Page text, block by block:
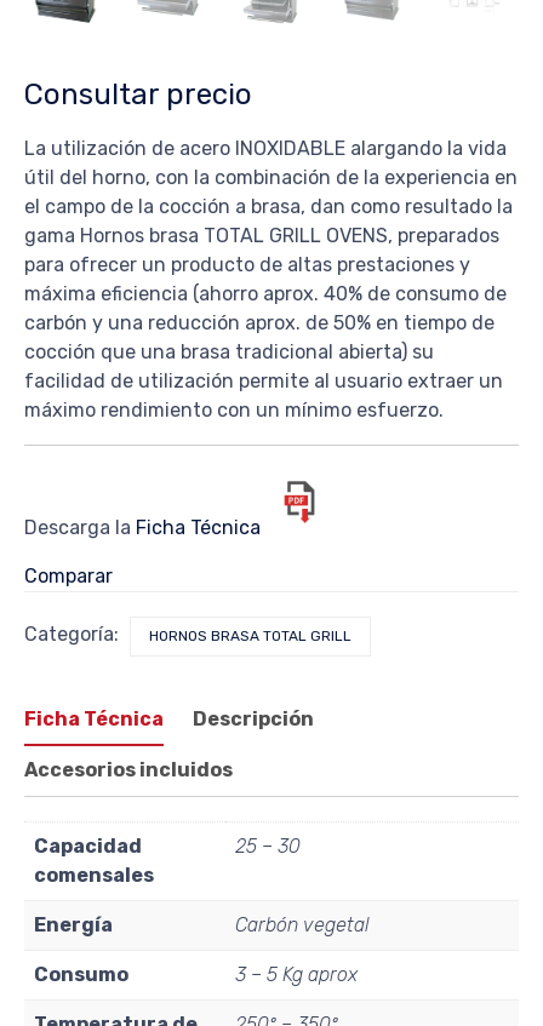
Consultar precio
La utilización de acero INOXIDABLE alargando la vida
útil del horno, con la combinación de la experiencia en
el campo de la cocción a brasa, dan como resultado la
gama Hornos brasa TOTAL GRILL OVENS, preparados
para ofrecer un producto de altas prestaciones y
máxima eficiencia (ahorro aprox. 40% de consumo de
carbón y una reducción aprox. de 50% en tiempo de
cocción que una brasa tradicional abierta) su
facilidad de utilización permite al usuario extraer un
máximo rendimiento con un mínimo esfuerzo.
Descarga la Ficha Técnica
Comparar
Categoría: HORNOS BRASA TOTAL GRILL
Ficha Técnica Descripción
Accesorios incluidos
Capacidad
comensales
25 – 30
Energía Carbón vegetal
Consumo 3 – 5 Kg aprox